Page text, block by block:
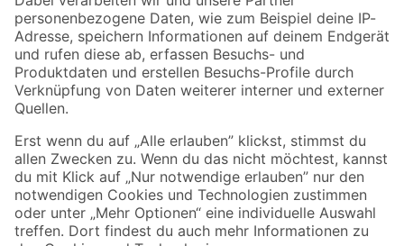
Zahlungsarten Versandarten
Sicher einkaufen
Jetzt die toom-App herunterladen